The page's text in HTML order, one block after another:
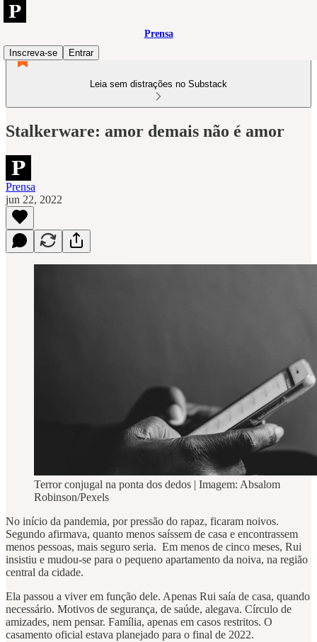
Prensa
Inscreva-se
Entrar
Leia sem distrações no Substack
Stalkerware: amor demais não é amor
Prensa
jun 22, 2022
Terror conjugal na ponta dos dedos | Imagem: Absalom
Robinson/Pexels
No início da pandemia, por pressão do rapaz, ficaram noivos.
Segundo afirmava, quanto menos saíssem de casa e encontrassem
menos pessoas, mais seguro seria. Em menos de cinco meses, Rui
insistiu e mudou-se para o pequeno apartamento da noiva, na região
central da cidade.
Ela passou a viver em função dele. Apenas Rui saía de casa, quando
necessário. Motivos de segurança, de saúde, alegava. Círculo de
amizades, nem pensar. Família, apenas em casos restritos. O
casamento oficial estava planejado para o final de 2022.